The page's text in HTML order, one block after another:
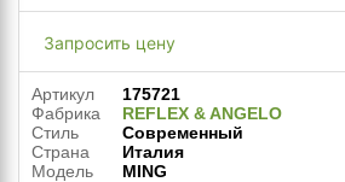
Запросить цену
Артикул
175721
Фабрика
REFLEX & ANGELO
Стиль
Современный
Страна
Италия
Модель
MING